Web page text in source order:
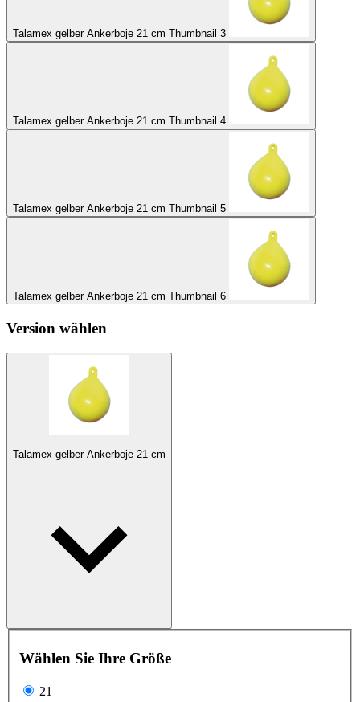
Talamex gelber Ankerboje 21 cm Thumbnail 3
Talamex gelber Ankerboje 21 cm Thumbnail 4
Talamex gelber Ankerboje 21 cm Thumbnail 5
Talamex gelber Ankerboje 21 cm Thumbnail 6
Version wählen
Talamex gelber Ankerboje 21 cm
Wählen Sie Ihre Größe
21